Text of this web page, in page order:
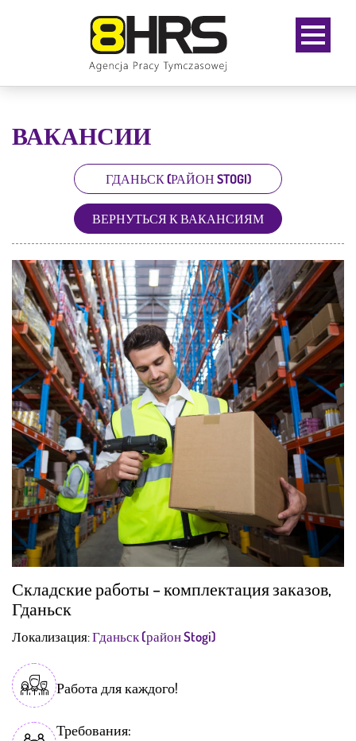
ВАКАНСИИ
ГДАНЬСК (РАЙОН STOGI)
ВЕРНУТЬСЯ К ВАКАНСИЯМ
Складские работы – комплектация заказов,
Гданьск
Локализация:Гданьск (район Stogi)
Работа для каждого!
Требования: